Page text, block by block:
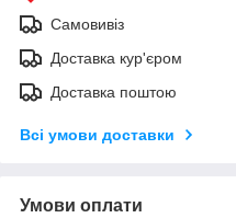
Самовивіз
Доставка кур'єром
Доставка поштою
Всі умови доставки
Умови оплати